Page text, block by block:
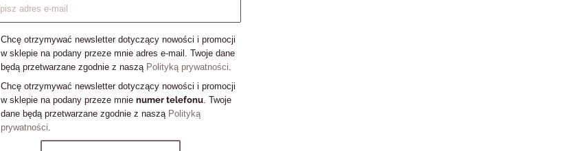
Chcę otrzymywać newsletter dotyczący nowości i promocji
w sklepie na podany przeze mnie adres e-mail. Twoje dane
będą przetwarzane zgodnie z naszą Polityką prywatności.
Chcę otrzymywać newsletter dotyczący nowości i promocji
w sklepie na podany przeze mnie numer telefonu. Twoje
dane będą przetwarzane zgodnie z naszą Polityką
prywatności.